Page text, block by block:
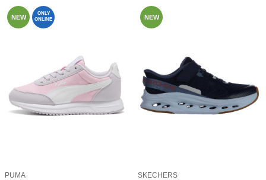
NEW
ONLY
ONLINE
PUMA
NEW
SKECHERS